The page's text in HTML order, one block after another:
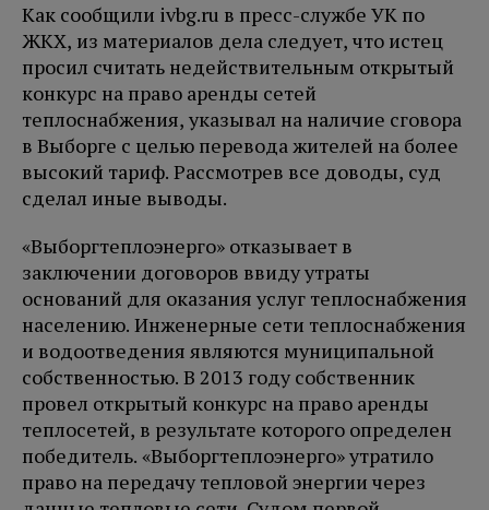
Как сообщили ivbg.ru в пресс-службе УК по
ЖКХ, из материалов дела следует, что истец
просил считать недействительным открытый
конкурс на право аренды сетей
теплоснабжения, указывал на наличие сговора
в Выборге с целью перевода жителей на более
высокий тариф. Рассмотрев все доводы, суд
сделал иные выводы.
«Выборгтеплоэнерго» отказывает в
заключении договоров ввиду утраты
оснований для оказания услуг теплоснабжения
населению. Инженерные сети теплоснабжения
и водоотведения являются муниципальной
собственностью. В 2013 году собственник
провел открытый конкурс на право аренды
теплосетей, в результате которого определен
победитель. «Выборгтеплоэнерго» утратило
право на передачу тепловой энергии через